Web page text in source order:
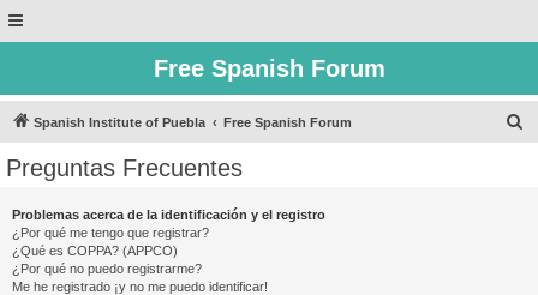
Free Spanish Forum
Spanish Institute of Puebla Free Spanish Forum
Preguntas Frecuentes
Problemas acerca de la identificación y el registro
¿Por qué me tengo que registrar?
¿Qué es COPPA? (APPCO)
¿Por qué no puedo registrarme?
Me he registrado ¡y no me puedo identificar!